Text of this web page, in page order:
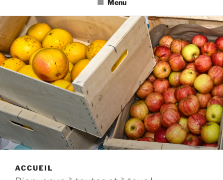
Menu
ACCUEIL